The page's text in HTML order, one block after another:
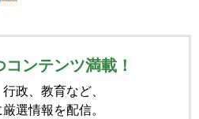
ンテンツ満載！
政、教育など、
選情報を配信。